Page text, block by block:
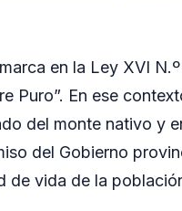
en la Ley XVI
Puro”. En ese
del monte nativo y
del Gobierno
de vida de la